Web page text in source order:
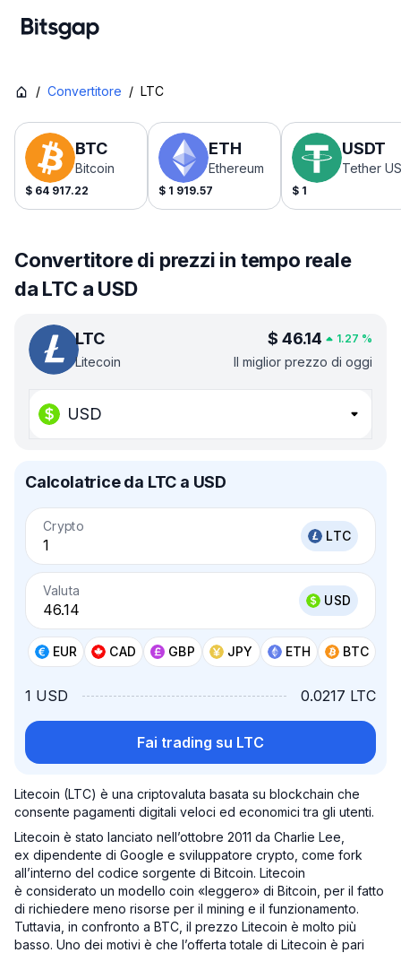
/ Convertitore / LTC
BTC
Bitcoin
$ 64 917.22
ETH
Ethereum
$ 1 919.57
USDT
Tether
$ 1
Convertitore di prezzi in tempo reale
da LTC a USD
LTC
Litecoin
$ 46.14 1.27 %
Il miglior prezzo di oggi
USD
Calcolatrice da LTC a USD
Crypto
LTC
Valuta
USD
EUR CAD GBP JPY ETH BTC
1 USD 0.0217 LTC
Fai trading su LTC
Litecoin (LTC) è una criptovaluta basata su blockchain che
consente pagamenti digitali veloci ed economici tra gli utenti.
Litecoin è stato lanciato nell’ottobre 2011 da Charlie Lee,
ex dipendente di Google e sviluppatore crypto, come fork
all’interno del codice sorgente di Bitcoin. Litecoin
è considerato un modello coin «leggero» di Bitcoin, per il fatto
di richiedere meno risorse per il mining e il funzionamento.
Tuttavia, in confronto a BTC, il prezzo Litecoin è molto più
basso. Uno dei motivi è che l’offerta totale di Litecoin è pari